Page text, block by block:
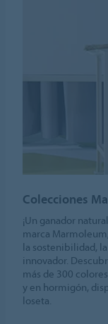
Colecciones
¡Un ganador
marca
la sostenibilidad,
innovador.
más de 300
y en hormigón,
loseta.